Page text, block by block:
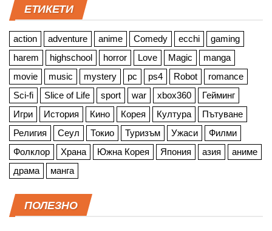
ЕТИКЕТИ
action adventure anime Comedy ecchi
gaming
harem
highschool horror Love Magic
manga
movie
music mystery pc ps4 Robot
romance
Sci-fi
Slice of Life sport war xbox360
Гейминг
Игри
История Кино Корея Култура
Пътуване
Религия
Сеул Токио Туризъм Ужаси
Филми
Фолклор
Храна Южна Корея Япония азия
аниме
драма
манга
ПОЛЕЗНО